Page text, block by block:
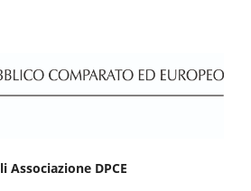
Associazione DPCE